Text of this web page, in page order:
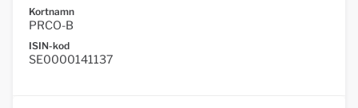
Kortnamn
PRCO-B
ISIN-kod
SE0000141137